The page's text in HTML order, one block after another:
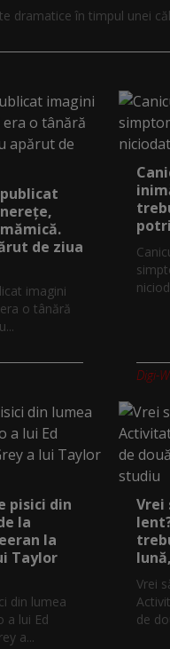
dramatice în timpul unei
de ziua
imagini
o tânără
Digi-
pisici din
la
la
Taylor
din lumea
a lui Ed
a...
Vrei
Vrei
de